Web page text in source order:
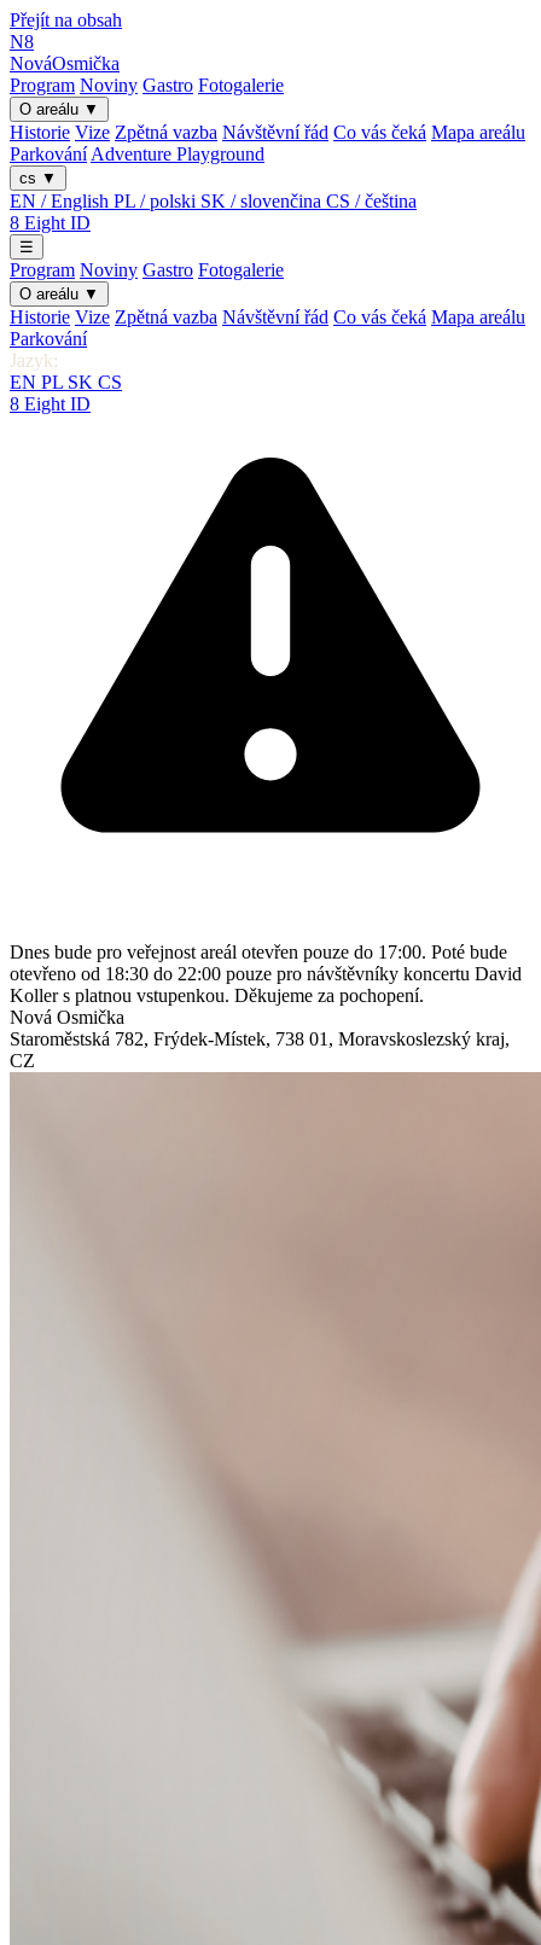
Přejít na obsah
N8
NováOsmička
Program Noviny Gastro Fotogalerie
O areálu ▼
Historie Vize Zpětná vazba Návštěvní řád Co vás čeká Mapa areálu
Parkování Adventure Playground
cs ▼
EN / English PL / polski SK / slovenčina CS / čeština
8 Eight ID
☰
Program Noviny Gastro Fotogalerie
O areálu ▼
Historie Vize Zpětná vazba Návštěvní řád Co vás čeká Mapa areálu
Parkování
Jazyk:
EN PL SK CS
8 Eight ID
Dnes bude pro veřejnost areál otevřen pouze do 17:00. Poté bude
otevřeno od 18:30 do 22:00 pouze pro návštěvníky koncertu David
Koller s platnou vstupenkou. Děkujeme za pochopení.
Nová Osmička
Staroměstská 782, Frýdek-Místek, 738 01 , Moravskoslezský kraj,
CZ